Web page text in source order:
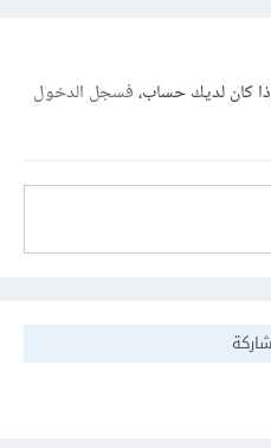
كان لديك حساب،فسجل الدخول